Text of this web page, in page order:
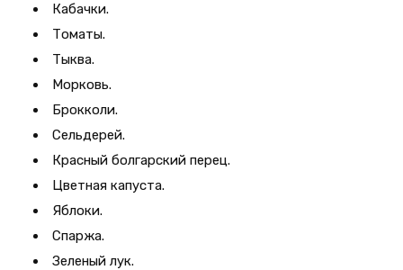
Кабачки.
Томаты.
Тыква.
Морковь.
Брокколи.
Сельдерей.
Красный болгарский перец.
Цветная капуста.
Яблоки.
Спаржа.
Зеленый лук.